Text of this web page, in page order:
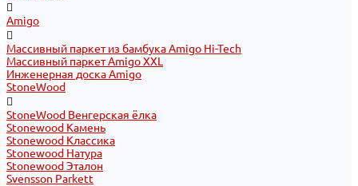
Amigo
Массивный паркет из бамбука Amigo Hi-Tech
Массивный паркет Amigo XXL
Инженерная доска Amigo
StoneWood
StoneWood Венгерская ёлка
Stonewood Камень
Stonewood Классика
Stonewood Натура
Stonewood Эталон
Svensson Parkett